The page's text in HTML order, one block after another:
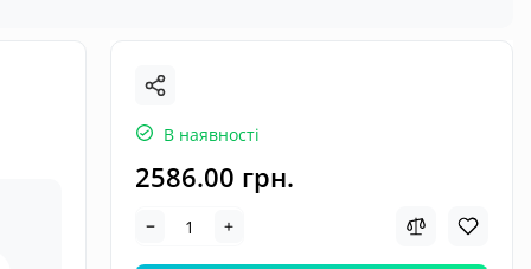
В наявності
2586.00 грн.